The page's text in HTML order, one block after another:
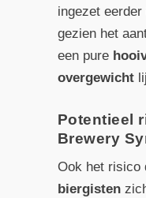
ingezet
gezien het
een pure
overgewicht
Potentieel
Brewery
Ook het risico
biergisten